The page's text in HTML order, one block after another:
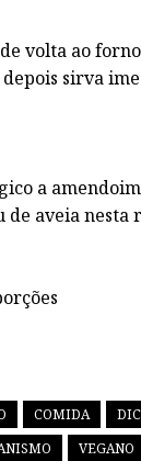
volta ao
depois sirva
a
de aveia nesta
COMIDA
VEGANO